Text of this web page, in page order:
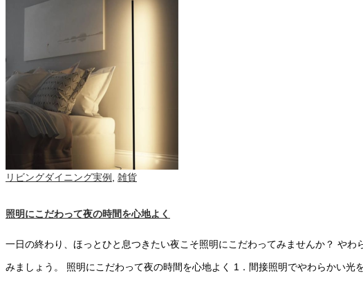
リビングダイニング実例 雑貨
照明にこだわって夜の時間を心地よく
一日の終わり、ほっとひと息つきたい夜こそ照明にこだわってみませんか？ や
みましょう。 照明にこだわって夜の時間を心地よく 1．間接照明でやわらかい光